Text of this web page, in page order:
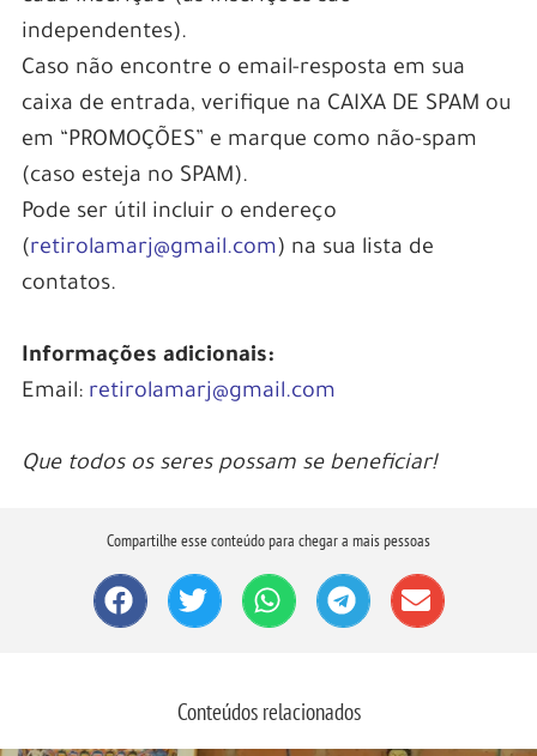
independentes).
Caso não encontre o email-resposta em sua
caixa de entrada, verifique na CAIXA DE SPAM ou
em “PROMOÇÕES” e marque como não-spam
(caso esteja no SPAM).
Pode ser útil incluir o endereço
(retirolamarj@gmail.com) na sua lista de
contatos.
Informações adicionais:
Email: retirolamarj@gmail.com
Que todos os seres possam se beneficiar!
Compartilhe esse conteúdo para chegar a mais pessoas
Conteúdos relacionados